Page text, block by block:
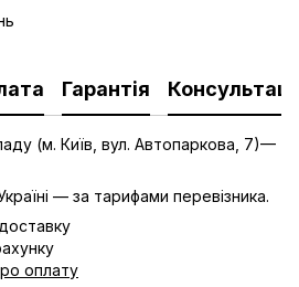
Гарантія
(м. Київ, вул. Автопаркова, 7)—
— за тарифами перевізника.
оплату